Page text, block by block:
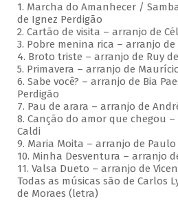
1. Marcha do Amanhecer /
de Ignez Perdigão
2. Cartão de visita – arranjo de
3. Pobre menina rica – arranjo de
4. Broto triste – arranjo de Ruy
5. Primavera – arranjo de
6. Sabe você? – arranjo de Bia
Perdigão
7. Pau de arara – arranjo de
8. Canção do amor que chegou
Caldi
9. Maria Moita – arranjo de
10. Minha Desventura – arranjo
11. Valsa Dueto – arranjo de
Todas as músicas são de Carlos
de Moraes (letra)